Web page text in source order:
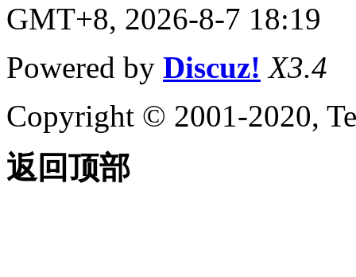
GMT+8, 2026-8-7 18:19
Powered by Discuz! X3.4
Copyright © 2001-2020,
返回顶部